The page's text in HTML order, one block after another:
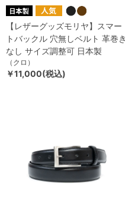
【レザーグッズモリヤ】スマー
トバックル 穴無しベルト 革巻き
なし サイズ調整可 日本製
（クロ）
￥11,000(税込)